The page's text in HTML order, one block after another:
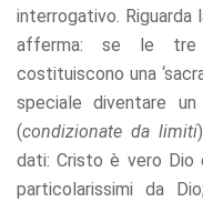
interrogativo. Riguarda
afferma: se le tre
costituiscono una
speciale diventare
(condizionate da limiti
dati: Cristo è vero Dio
particolarissimi da